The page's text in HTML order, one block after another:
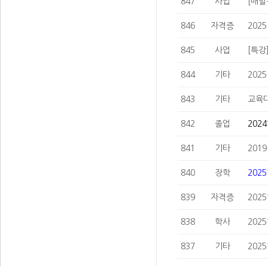
846 자격증 2025
845 사업 [특
844 기타 2025
843 기타 교육
842 졸업 2024
841 기타 2019
840 장학 2025
839 자격증 2025
838 학사 2025
837 기타 2025